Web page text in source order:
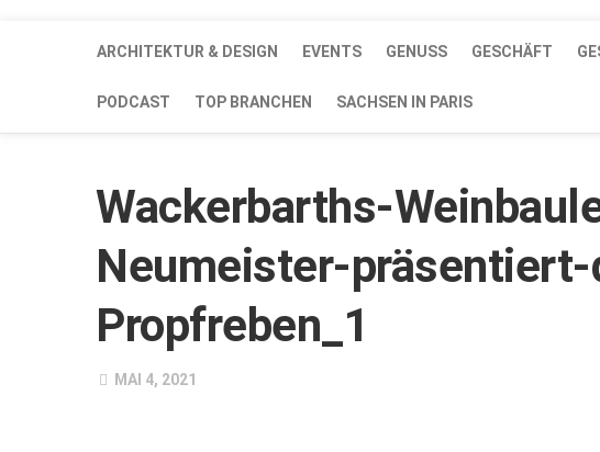
ARCHITEKTUR & DESIGN EVENTS GENUSS GESCHÄFT
PODCAST TOP BRANCHEN SACHSEN IN PARIS
Wackerbarths-
Neumeister-
Propfreben_1
MAI 4, 2021